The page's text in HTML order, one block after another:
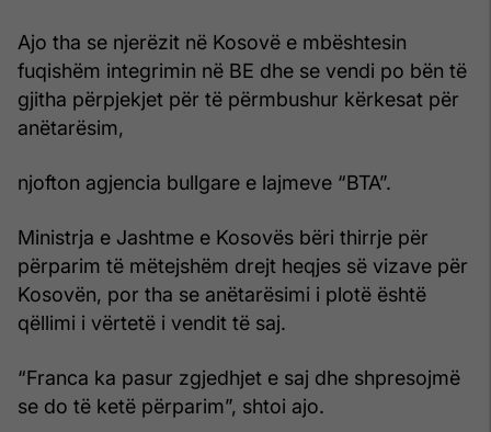
Ajo tha se njerëzit në Kosovë e mbështesin
fuqishëm integrimin në BE dhe se vendi po bën të
gjitha përpjekjet për të përmbushur kërkesat për
anëtarësim,
njofton agjencia bullgare e lajmeve “BTA”.
Ministrja e Jashtme e Kosovës bëri thirrje për
përparim të mëtejshëm drejt heqjes së vizave për
Kosovën, por tha se anëtarësimi i plotë është
qëllimi i vërtetë i vendit të saj.
“Franca ka pasur zgjedhjet e saj dhe shpresojmë
se do të ketë përparim”, shtoi ajo.